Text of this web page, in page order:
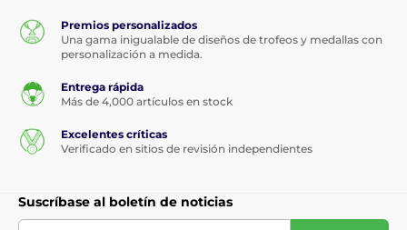
Premios personalizados
Una gama inigualable de diseños de trofeos y medallas con
personalización a medida.
Entrega rápida
Más de 4,000 artículos en stock
Excelentes críticas
Verificado en sitios de revisión independientes
Suscríbase al boletín de noticias